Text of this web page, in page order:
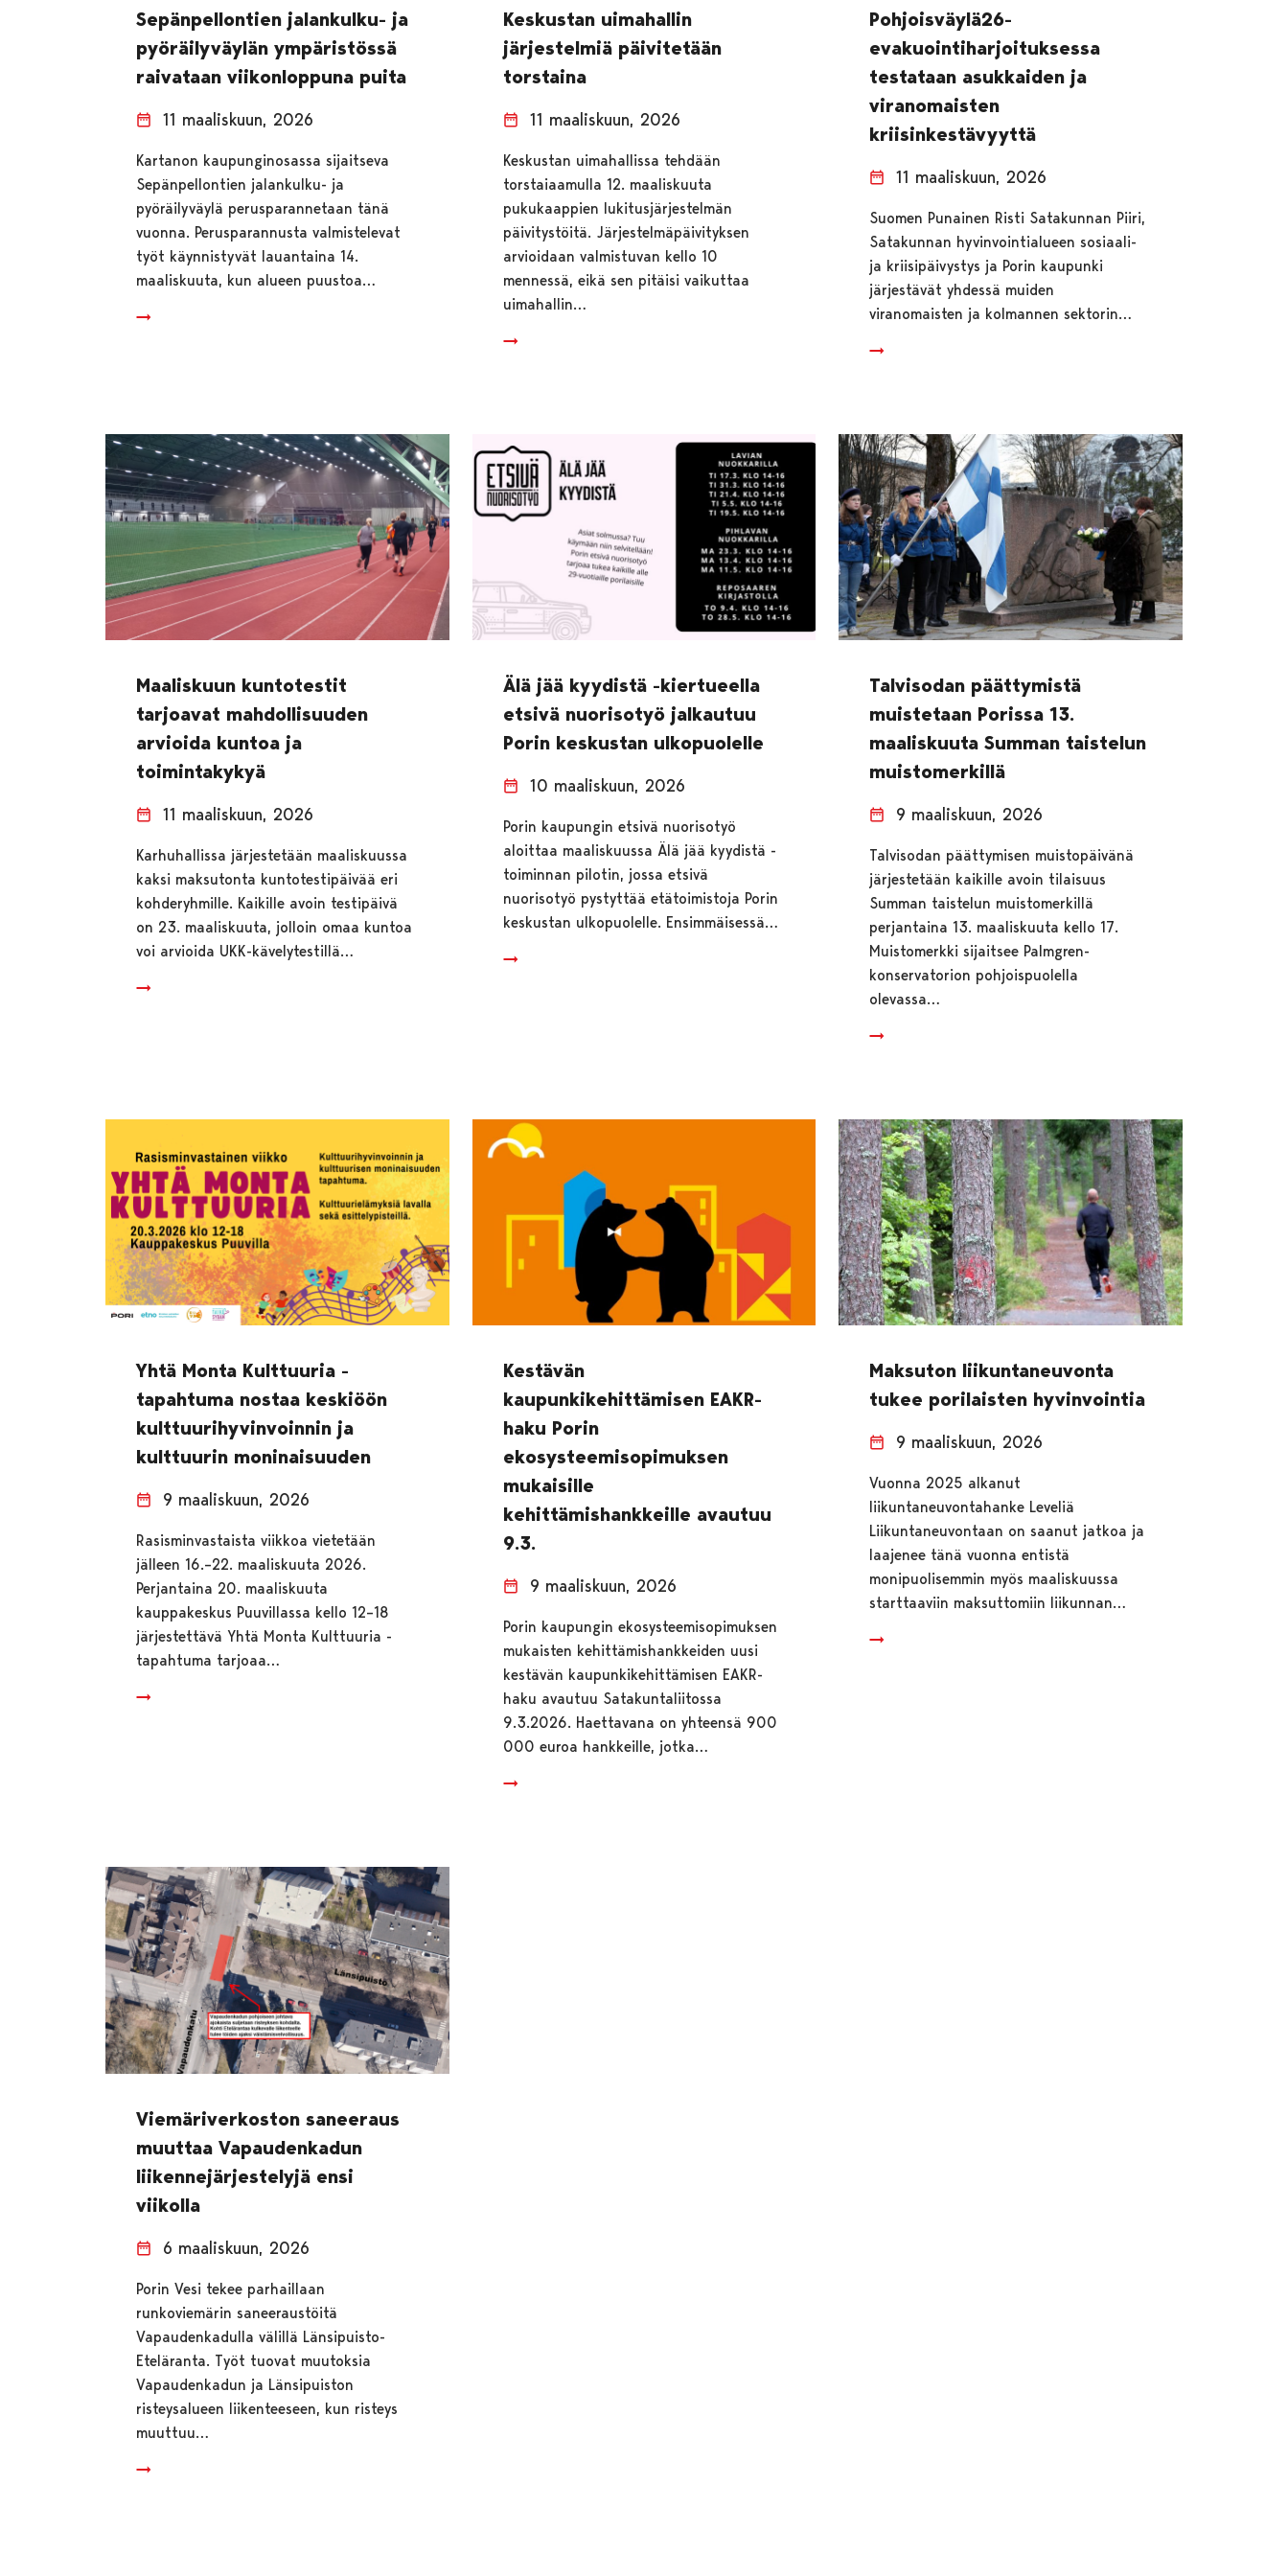
Sepänpellontien jalankulku- ja
pyöräilyväylän ympäristössä
raivataan viikonloppuna puita
11 maaliskuun, 2026
Kartanon kaupunginosassa sijaitseva
Sepänpellontien jalankulku- ja
pyöräilyväylä perusparannetaan tänä
vuonna. Perusparannusta valmistelevat
työt käynnistyvät lauantaina 14.
maaliskuuta, kun alueen puustoa…
Keskustan uimahallin
järjestelmiä päivitetään
torstaina
11 maaliskuun, 2026
Keskustan uimahallissa tehdään
torstaiaamulla 12. maaliskuuta
pukukaappien lukitusjärjestelmän
päivitystöitä. Järjestelmäpäivityksen
arvioidaan valmistuvan kello 10
mennessä, eikä sen pitäisi vaikuttaa
uimahallin…
Pohjoisväylä26-
evakuointiharjoituksessa
testataan asukkaiden ja
viranomaisten
kriisinkestävyyttä
11 maaliskuun, 2026
Suomen Punainen Risti Satakunnan Piiri,
Satakunnan hyvinvointialueen sosiaali-
ja kriisipäivystys ja Porin kaupunki
järjestävät yhdessä muiden
viranomaisten ja kolmannen sektorin…
Maaliskuun kuntotestit
tarjoavat mahdollisuuden
arvioida kuntoa ja
toimintakykyä
11 maaliskuun, 2026
Karhuhallissa järjestetään maaliskuussa
kaksi maksutonta kuntotestipäivää eri
kohderyhmille. Kaikille avoin testipäivä
on 23. maaliskuuta, jolloin omaa kuntoa
voi arvioida UKK-kävelytestillä…
Älä jää kyydistä -kiertueella
etsivä nuorisotyö jalkautuu
Porin keskustan ulkopuolelle
10 maaliskuun, 2026
Porin kaupungin etsivä nuorisotyö
aloittaa maaliskuussa Älä jää kyydistä -
toiminnan pilotin, jossa etsivä
nuorisotyö pystyttää etätoimistoja Porin
keskustan ulkopuolelle. Ensimmäisessä…
Talvisodan päättymistä
muistetaan Porissa 13.
maaliskuuta Summan taistelun
muistomerkillä
9 maaliskuun, 2026
Talvisodan päättymisen muistopäivänä
järjestetään kaikille avoin tilaisuus
Summan taistelun muistomerkillä
perjantaina 13. maaliskuuta kello 17.
Muistomerkki sijaitsee Palmgren-
konservatorion pohjoispuolella
olevassa…
Yhtä Monta Kulttuuria -
tapahtuma nostaa keskiöön
kulttuurihyvinvoinnin ja
kulttuurin moninaisuuden
9 maaliskuun, 2026
Rasisminvastaista viikkoa vietetään
jälleen 16.–22. maaliskuuta 2026.
Perjantaina 20. maaliskuuta
kauppakeskus Puuvillassa kello 12–18
järjestettävä Yhtä Monta Kulttuuria -
tapahtuma tarjoaa…
Kestävän
kaupunkikehittämisen EAKR-
haku Porin
ekosysteemisopimuksen
mukaisille
kehittämishankkeille avautuu
9.3.
9 maaliskuun, 2026
Porin kaupungin ekosysteemisopimuksen
mukaisten kehittämishankkeiden uusi
kestävän kaupunkikehittämisen EAKR-
haku avautuu Satakuntaliitossa
9.3.2026. Haettavana on yhteensä 900
000 euroa hankkeille, jotka…
Maksuton liikuntaneuvonta
tukee porilaisten hyvinvointia
9 maaliskuun, 2026
Vuonna 2025 alkanut
liikuntaneuvontahanke Leveliä
Liikuntaneuvontaan on saanut jatkoa ja
laajenee tänä vuonna entistä
monipuolisemmin myös maaliskuussa
starttaaviin maksuttomiin liikunnan…
Viemäriverkoston saneeraus
muuttaa Vapaudenkadun
liikennejärjestelyjä ensi
viikolla
6 maaliskuun, 2026
Porin Vesi tekee parhaillaan
runkoviemärin saneeraustöitä
Vapaudenkadulla välillä Länsipuisto-
Eteläranta. Työt tuovat muutoksia
Vapaudenkadun ja Länsipuiston
risteysalueen liikenteeseen, kun risteys
muuttuu…